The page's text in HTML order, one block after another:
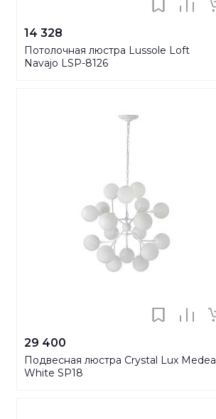
14 328
Потолочная люстра Lussole Loft
Navajo LSP-8126
29 400
Подвесная люстра Crystal Lux Medea
White SP18